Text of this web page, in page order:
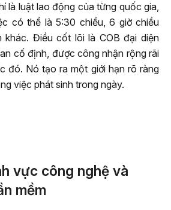
là luật lao động của từng quốc gia,
có thể là 5:30 chiều, 6 giờ chiều
khác. Điều cốt lõi là COB đại diện
cố định, được công nhận rộng rãi
đó. Nó tạo ra một giới hạn rõ ràng
việc phát sinh trong ngày.
vực công nghệ và
mềm